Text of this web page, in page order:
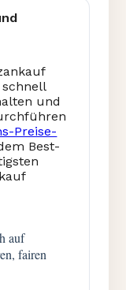
und
Preise-
Best-
auf
fairen